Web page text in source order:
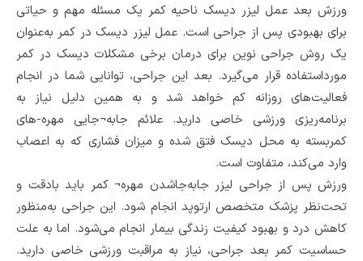
ورزش بعد عمل لیزر دیسک ناحیه کمر یک مسئله مهم و حیاتی
برای بهبودی پس از جراحی است. عمل لیزر دیسک در کمر به‌عنوان
یک روش جراحی نوین برای درمان برخی مشکلات دیسک در کمر
مورداستفاده قرار می‌گیرد. بعد این جراحی، توانایی شما در انجام
فعالیت‌های روزانه کم خواهد شد و به همین دلیل نیاز به
برنامه‌ریزی ورزشی خاصی دارید. علائم جابه¬جایی مهره-های
کمربسته به محل دیسک فتق شده و میزان فشاری که به اعصاب
وارد می‌کند، متفاوت است.
ورزش پس از جراحی لیزر جابه‌جاشدن مهره¬ کمر باید بادقت و
تحت‌نظر پزشک متخصص ارتوپد انجام شود. این جراحی به‌منظور
کاهش درد و بهبود کیفیت زندگی بیمار انجام می‌شود. اما به علت
حساسیت کمر بعد جراحی، نیاز به مراقبت ورزشی خاصی دارید.